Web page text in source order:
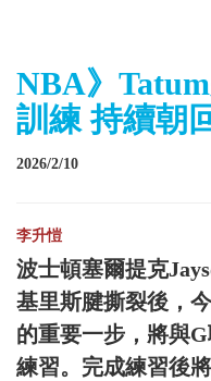
NBA》
訓練 持續朝
2026/2/10
李升愷
波士頓塞爾提克
基里斯腱撕裂後，
的重要一步，將與
練習。完成練習後